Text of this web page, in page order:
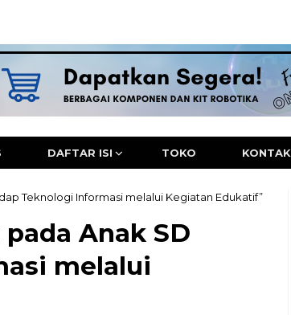
DAFTAR ISI TOKO KONTAK
Teknologi Informasi melalui Kegiatan Edukatif”
Anak SD
melalui